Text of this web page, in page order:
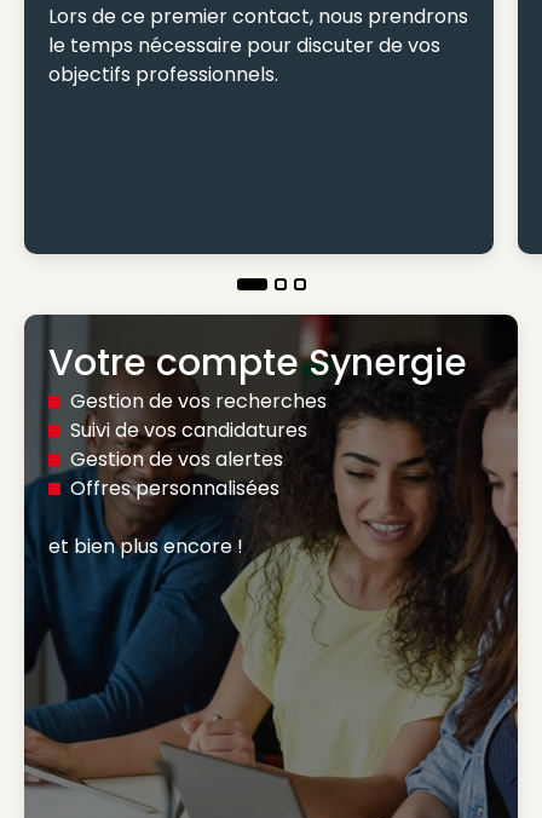
Lors de ce premier contact, nous prendrons
le temps nécessaire pour discuter de vos
objectifs professionnels.
Votre compte Synergie
Gestion de vos recherches
Suivi de vos candidatures
Gestion de vos alertes
Offres personnalisées
et bien plus encore !